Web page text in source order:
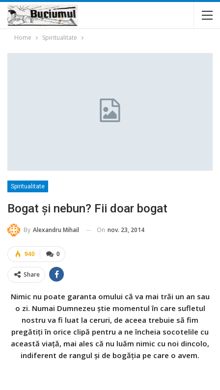
Home Spiritualitate
Spiritualitate
Bogat şi nebun? Fii doar bogat
By Alexandru Mihail On nov. 23, 2014
0
940
Share
Nimic nu poate garanta omului că va mai trăi un an sau
o zi. Numai Dumnezeu ştie momentul în care sufletul
nostru va fi luat la ceruri, de aceea trebuie să fim
pregătiţi în orice clipă pentru a ne încheia socotelile cu
această viaţă, mai ales că nu luăm nimic cu noi dincolo,
indiferent de rangul şi de bogăţia pe care o avem.